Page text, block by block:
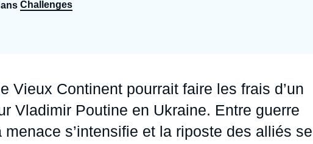
Ramses
Europe
Challenges
Vieux Continent pourrait faire les frais d’un
Vladimir Poutine en Ukraine. Entre guerre
s’intensifie et la riposte des alliés se